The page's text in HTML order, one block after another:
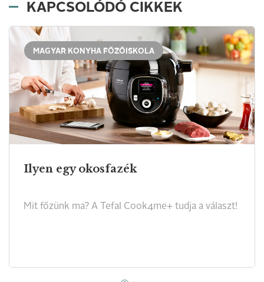
KAPCSOLÓDÓ CIKKEK
MAGYAR KONYHA FŐZŐISKOLA
Ilyen egy okosfazék
Mit főzünk ma? A Tefal Cook4me+ tudja a választ!